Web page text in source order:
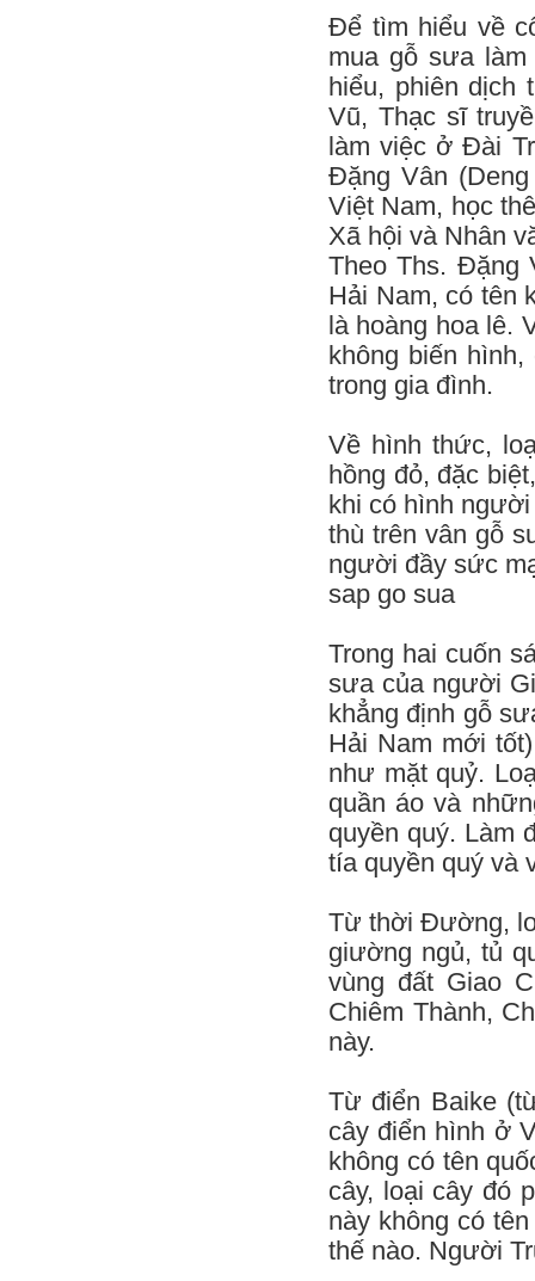
Để tìm hiểu về
mua gỗ sưa
hiểu, phiên
Vũ, Thạc sĩ
làm việc ở Đài
Đặng Vân
Việt Nam, học
Xã hội và Nhân
Theo Ths. Đặng
Hải Nam, có tên
là hoàng hoa lê.
không biến
trong gia đình.
Về hình thức,
hồng đỏ, đặc
khi có hình
thù trên vân gỗ
người đầy sức
sap go sua
Trong hai cuốn
sưa của người
khẳng định gỗ
Hải Nam mới
như mặt quỷ.
quần áo và
quyền quý. Làm
tía quyền quý và
Từ thời Đường,
giường ngủ, tủ
vùng đất Giao
Chiêm Thành,
này.
Từ điển Baike
cây điển hình ở
không có tên
cây, loại cây đó
này không có
thế nào. Người